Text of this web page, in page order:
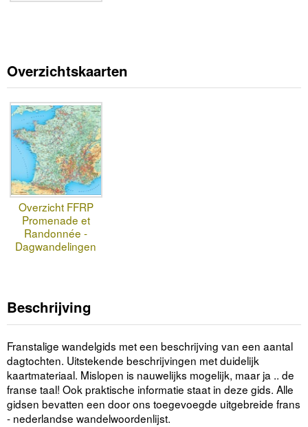
Overzichtskaarten
Overzicht FFRP
Promenade et
Randonnée -
Dagwandelingen
Beschrijving
Franstalige wandelgids met een beschrijving van een aantal
dagtochten. Uitstekende beschrijvingen met duidelijk
kaartmateriaal. Mislopen is nauwelijks mogelijk, maar ja .. de
franse taal! Ook praktische informatie staat in deze gids. Alle
gidsen bevatten een door ons toegevoegde uitgebreide frans
- nederlandse wandelwoordenlijst.